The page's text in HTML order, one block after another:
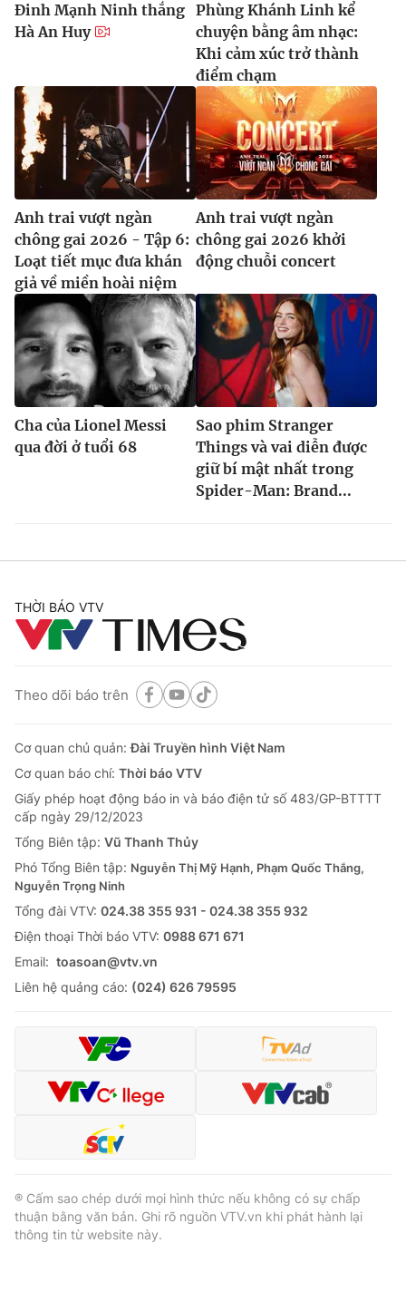
Đinh Mạnh Ninh thắng
Hà An Huy
Phùng Khánh Linh kể
chuyện bằng âm nhạc:
Khi cảm xúc trở thành
điểm chạm
Anh trai vượt ngàn
chông gai 2026 - Tập 6:
Loạt tiết mục đưa khán
giả về miền hoài niệm
Anh trai vượt ngàn
chông gai 2026 khởi
động chuỗi concert
Cha của Lionel Messi
qua đời ở tuổi 68
Sao phim Stranger
Things và vai diễn được
giữ bí mật nhất trong
Spider-Man: Brand...
THỜI BÁO VTV
Theo dõi báo trên
Cơ quan chủ quản:Đài Truyền hình Việt Nam
Cơ quan báo chí: Thời báo VTV
Giấy phép hoạt động báo in và báo điện tử số 483/GP-BTTTT
cấp ngày 29/12/2023
Tổng Biên tập: Vũ Thanh Thủy
Phó Tổng Biên tập: Nguyễn Thị Mỹ Hạnh, Phạm Quốc Thắng,
Nguyễn Trọng Ninh
Tổng đài VTV: 024.38 355 931 - 024.38 355 932
Ðiện thoại Thời báo VTV: 0988 671 671
Email: toasoan@vtv.vn
Liên hệ quảng cáo: (024) 626 79595
® Cấm sao chép dưới mọi hình thức nếu không có sự chấp
thuận bằng văn bản. Ghi rõ nguồn VTV.vn khi phát hành lại
thông tin từ website này.